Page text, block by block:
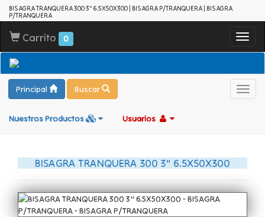
BISAGRA TRANQUERA 300 3" 6.5X50X300 | BISAGRA P/TRANQUERA | BISAGRA
P/TRANQUERA
Carrito 0
Principal Buscar
Nuestros Productos Usuarios
BISAGRA TRANQUERA 300 3" 6.5X50X300